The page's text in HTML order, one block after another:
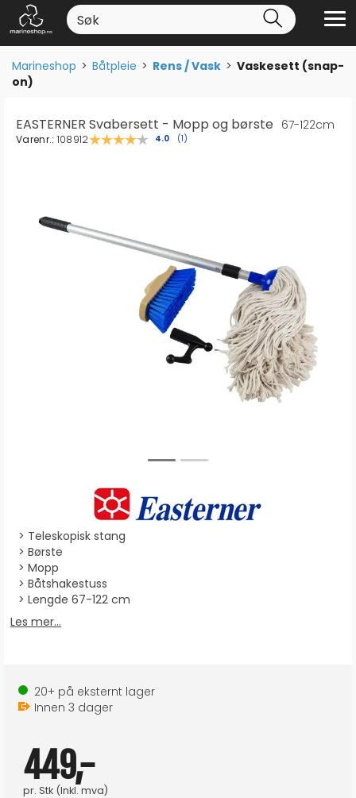
Marineshop>Båtpleie>Rens / Vask>Vaskesett (snap-
on)
EASTERNER Svabersett - Mopp og børste 67-122cm
Varenr.: 108912 Gjennomsnittskarakter:
4.0 (stemmer:
1)
Teleskopisk stang
Børste
Mopp
Båtshakestuss
Lengde 67-122 cm
Les mer...
20+ på eksternt lager
Innen 3 dager
449,-
pr. Stk (Inkl. mva)